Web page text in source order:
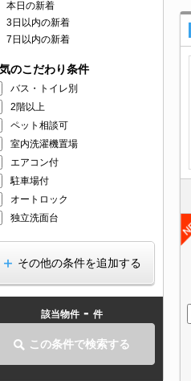
本日の新着
3日以内の新着
7日以内の新着
のこだわり条件
バス・トイレ別
2階以上
ペット相談可
室内洗濯機置場
エアコン付
駐車場付
オートロック
独立洗面台
その他の条件を追加する
該当物件 - 件
この条件で検索する